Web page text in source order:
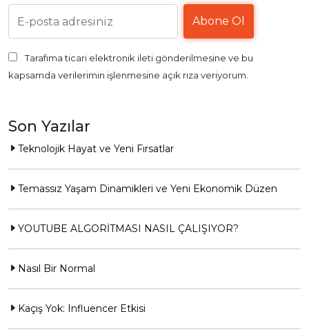
Tarafıma ticari elektronik ileti gönderilmesine ve bu
kapsamda verilerimin işlenmesine açık rıza veriyorum.
Son Yazılar
Teknolojik Hayat ve Yeni Fırsatlar
Temassız Yaşam Dinamikleri ve Yeni Ekonomik Düzen
YOUTUBE ALGORİTMASI NASIL ÇALIŞIYOR?
Nasıl Bir Normal
Kaçış Yok: Influencer Etkisi